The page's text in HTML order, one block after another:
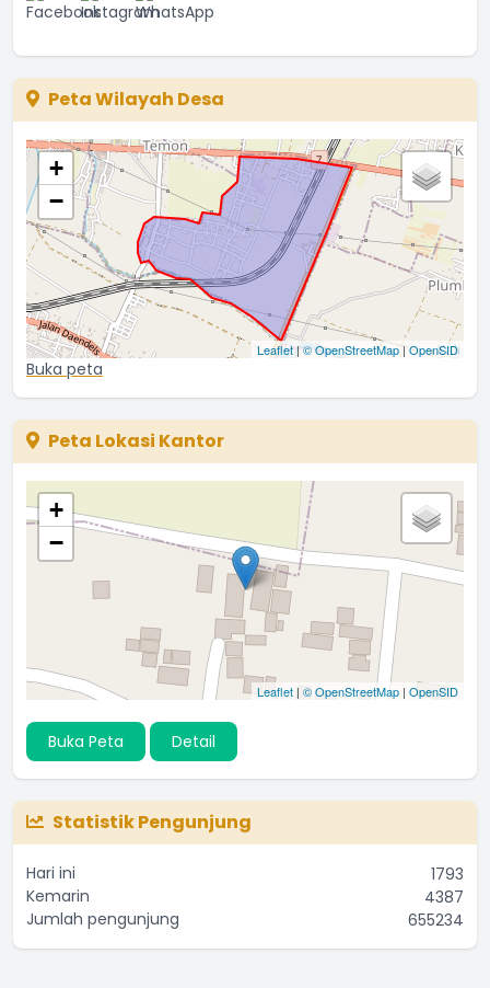
Peta Wilayah Desa
+
−
Leaflet|© OpenStreetMap|OpenSID
Buka peta
Peta Lokasi Kantor
+
−
Leaflet | © OpenStreetMap | OpenSID
Buka Peta Detail
Statistik Pengunjung
Hari ini
1793
Kemarin
4387
Jumlah pengunjung
655234